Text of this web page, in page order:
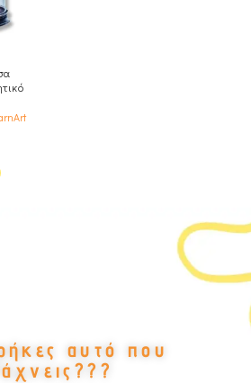
αυτό που